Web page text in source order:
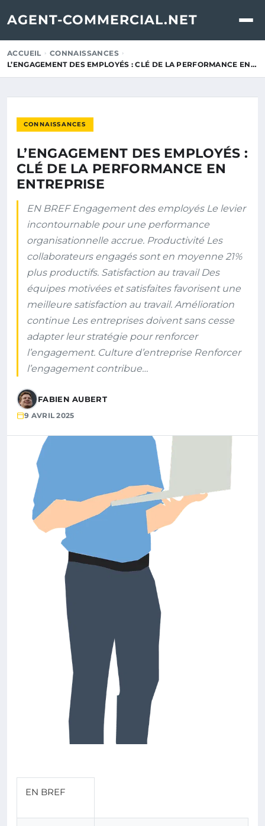
AGENT-COMMERCIAL.NET
ACCUEIL
CONNAISSANCES
L’ENGAGEMENT DES EMPLOYÉS : CLÉ DE LA PERFORMANCE EN…
CONNAISSANCES
L’ENGAGEMENT DES EMPLOYÉS :
CLÉ DE LA PERFORMANCE EN
ENTREPRISE
EN BREF Engagement des employés Le levier
incontournable pour une performance
organisationnelle accrue. Productivité Les
collaborateurs engagés sont en moyenne 21%
plus productifs. Satisfaction au travail Des
équipes motivées et satisfaites favorisent une
meilleure satisfaction au travail. Amélioration
continue Les entreprises doivent sans cesse
adapter leur stratégie pour renforcer
l’engagement. Culture d’entreprise Renforcer
l’engagement contribue…
FABIEN AUBERT
9 AVRIL 2025
EN BREF